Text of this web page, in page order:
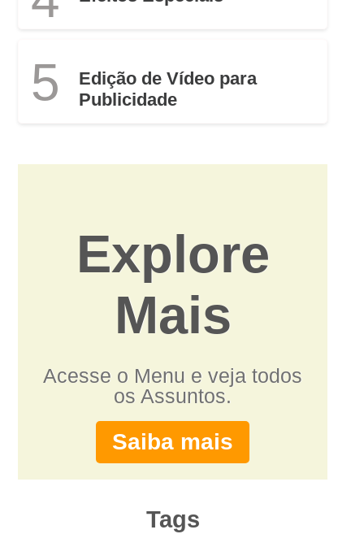
5
Edição de Vídeo para
Publicidade
Explore
Mais
Acesse o Menu e veja todos
os Assuntos.
Saiba mais
Tags